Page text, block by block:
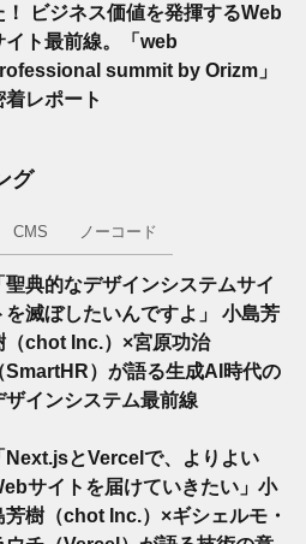
！ ビジネス価値を発揮するWeb
イト最前線。「web
summit by Orizm」
着レポート
グ
CMS ノーコード
聖典的なデザインシステムサイ
を滅ぼしたいんですよ」 小島芳
（chot Inc.）×宮原功治
SmartHR）が語る生成AI時代の
ザインシステム最前線
Next.jsとVercelで、よりよい
サイトを届けていきたい」小
芳樹（chot Inc.）×ギシェルモ・